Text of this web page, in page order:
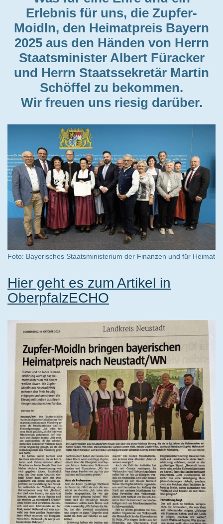
Erlebnis für uns, die Zupfer-
Moidln, den Heimatpreis Bayern
2025 aus den Händen von Herrn
Staatsminister Albert Füracker
und Herrn Staatssekretär Martin
Schöffel zu bekommen.
Wir freuen uns riesig darüber.
Foto: Bayerisches Staatsministerium der Finanzen und für Heimat
Hier geht es zum Artikel in
OberpfalzECHO